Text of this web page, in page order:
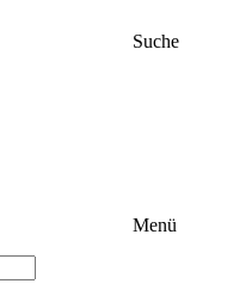
Suche
Menü